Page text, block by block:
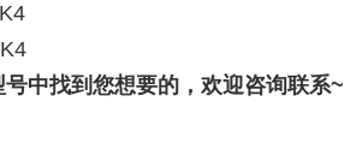
中找到您想要的，欢迎咨询联系~